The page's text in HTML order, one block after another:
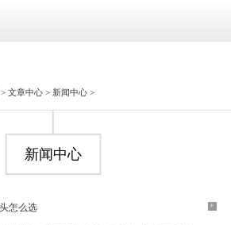
文章中心> 新闻中心>
新闻中心
怎么选 +